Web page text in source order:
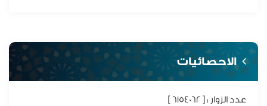
الاحصائيات
عدد الزوار : [ 6154062 ]